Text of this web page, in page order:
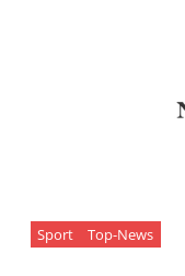
Sport Top-News